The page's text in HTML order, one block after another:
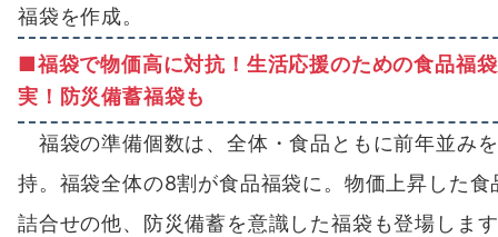
福袋を作成。
■福袋で物価高に対抗！生活応援のための食品福
実！防災備蓄福袋も
福袋の準備個数は、全体・食品ともに前年並み
持。福袋全体の8割が食品福袋に。物価上昇した食
詰合せの他、防災備蓄を意識した福袋も登場しま